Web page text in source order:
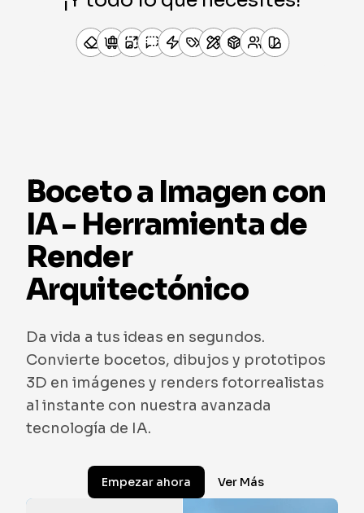
Boceto a Imagen con
IA - Herramienta de
Render
Arquitectónico
Da vida a tus ideas en segundos.
Convierte bocetos, dibujos y prototipos
3D en imágenes y renders fotorrealistas
al instante con nuestra avanzada
tecnología de IA.
Empezar ahora Ver Más